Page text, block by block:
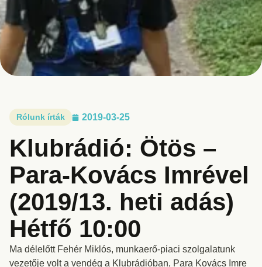
Rólunk írták 2019-03-25
Klubrádió: Ötös –
Para-Kovács Imrével
(2019/13. heti adás)
Hétfő 10:00
Ma délelőtt Fehér Miklós, munkaerő-piaci szolgalatunk
vezetője volt a vendég a Klubrádióban, Para Kovács Imre